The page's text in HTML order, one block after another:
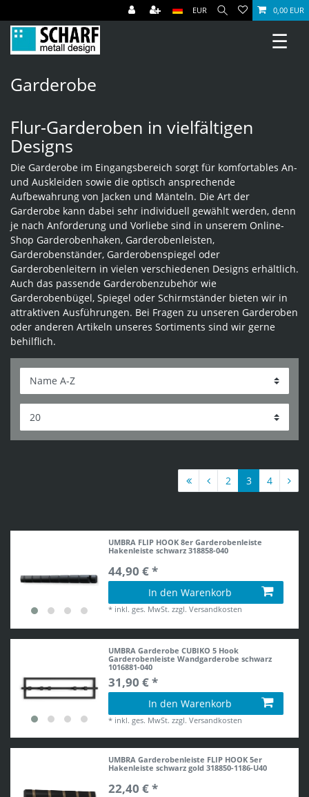
EUR 0,00 EUR
☰
Garderobe
Flur-Garderoben in vielfältigen
Designs
Die Garderobe im Eingangsbereich sorgt für komfortables An-
und Auskleiden sowie die optisch ansprechende
Aufbewahrung von Jacken und Mänteln. Die Art der
Garderobe kann dabei sehr individuell gewählt werden, denn
je nach Anforderung und Vorliebe sind in unserem Online-
Shop Garderobenhaken, Garderobenleisten,
Garderobenständer, Garderobenspiegel oder
Garderobenleitern in vielen verschiedenen Designs erhältlich.
Auch das passende Garderobenzubehör wie
Garderobenbügel, Spiegel oder Schirmständer bieten wir in
attraktiven Ausführungen. Bei Fragen zu unseren Garderoben
oder anderen Artikeln unseres Sortiments sind wir gerne
behilflich.
2 3 4
UMBRA FLIP HOOK 8er Garderobenleiste
Hakenleiste schwarz 318858-040
44,90 € *
In den Warenkorb
* inkl. ges. MwSt. zzgl.Versandkosten
UMBRA Garderobe CUBIKO 5 Hook
Garderobenleiste Wandgarderobe schwarz
1016881-040
31,90 € *
In den Warenkorb
* inkl. ges. MwSt. zzgl.Versandkosten
UMBRA Garderobenleiste FLIP HOOK 5er
Hakenleiste schwarz gold 318850-1186-U40
22,40 € *